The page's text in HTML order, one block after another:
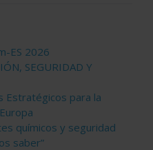
ES 2026
SEGURIDAD Y
Estratégicos para la
químicos y seguridad
saber”